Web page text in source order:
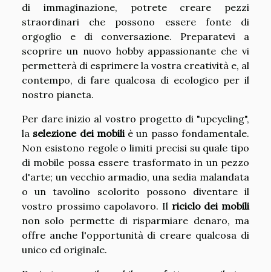
di immaginazione, potrete creare pezzi
straordinari che possono essere fonte di
orgoglio e di conversazione. Preparatevi a
scoprire un nuovo hobby appassionante che vi
permetterà di esprimere la vostra creatività e, al
contempo, di fare qualcosa di ecologico per il
nostro pianeta.
Per dare inizio al vostro progetto di "upcycling",
la selezione dei mobiliè un passo fondamentale.
Non esistono regole o limiti precisi su quale tipo
di mobile possa essere trasformato in un pezzo
d'arte; un vecchio armadio, una sedia malandata
o un tavolino scolorito possono diventare il
vostro prossimo capolavoro. Il riciclo dei mobili
non solo permette di risparmiare denaro, ma
offre anche l'opportunità di creare qualcosa di
unico ed originale.